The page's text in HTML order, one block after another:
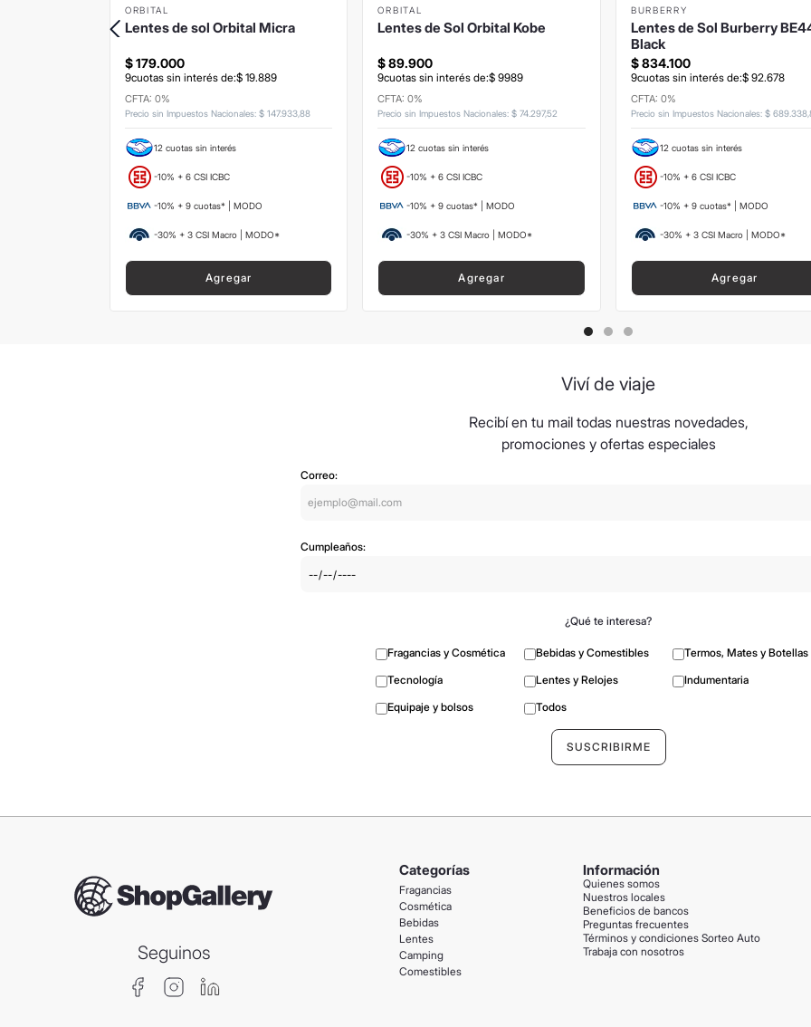
ORBITAL
Lentes de sol Orbital Micra
$179.000
9cuotas sin interés de:$ 19.889
CFTA: 0%
Precio sin Impuestos Nacionales: $ 147.933,88
12 cuotas sin interés
-10% + 6 CSI ICBC
-10% + 9 cuotas* | MODO
-30% + 3 CSI Macro | MODO*
Agregar
ORBITAL
Lentes de Sol Orbital Kobe
$ 89.900
9cuotas sin interés de:$ 9989
CFTA: 0%
Precio sin Impuestos Nacionales:$ 74.297,52
12 cuotas sin interés
-10% + 6 CSI ICBC
-10% + 9 cuotas* | MODO
-30% + 3 CSI Macro | MODO*
Agregar
BURBERRY
Lentes de Sol Burberry
Black
$834.100
9cuotas sin interés de:$ 92.678
CFTA: 0%
Precio sin Impuestos Nacionales: $ 689.338,
12 cuotas sin interés
-10% + 6 CSI ICBC
-10% + 9 cuotas* | MODO
-30% + 3 CSI Macro | MODO*
Agregar
Viví de viaje
Recibí en tu mail todas nuestras novedades,
promociones y ofertas especiales
Correo:
Cumpleaños:
¿Qué te interesa?
Fragancias y Cosmética Bebidas y Comestibles
Termos, Mates y Botellas
Tecnología
Lentes y Relojes
Indumentaria
Equipaje y bolsos
Todos
Seguinos
Categorías
Fragancias
Cosmética
Bebidas
Lentes
Camping
Comestibles
Información
Quienes somos
Nuestros locales
Beneficios de bancos
Preguntas frecuentes
Términos y condiciones Sorteo Auto
Trabaja con nosotros